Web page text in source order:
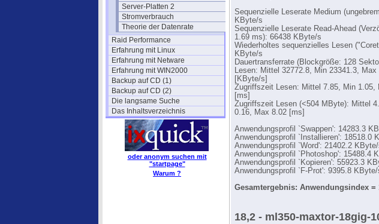
Server-Platten 2
Stromverbrauch
Theorie der Datenrate
Raid Performance
Erfahrung mit Linux
Erfahrung mit Netware
Erfahrung mit WIN2000
Backup auf CD (1)
Backup auf CD (2)
Die langsame Suche
Das Inhaltsverzeichnis
oder anonym suchen mit
"startpage"
Warum ?
Sequenzielle Leserate Medium
KByte/s
Sequenzielle Leserate Read-Ahead
1.69 ms): 66438 KByte/s
Wiederholtes sequenzielles Lesen
KByte/s
Dauertransferrate (Blockgröße: 128
Lesen: Mittel 32772.8, Min 23341.3, Max
[KByte/s]
Zugriffszeit Lesen: Mittel 7.85, Min 1.05,
[ms]
Zugriffszeit Lesen (<504 MByte): Mittel
0.16, Max 8.02 [ms]
Anwendungsprofil `Swappen': 14283.3
Anwendungsprofil `Installieren': 18518.0
Anwendungsprofil `Word': 21402.2
Anwendungsprofil `Photoshop': 15488.4
Anwendungsprofil `Kopieren': 55923.3
Anwendungsprofil `F-Prot': 9395.8 KByte/
Gesamtergebnis: Anwendungsindex =
18,2 - ml350-maxtor-18gig-